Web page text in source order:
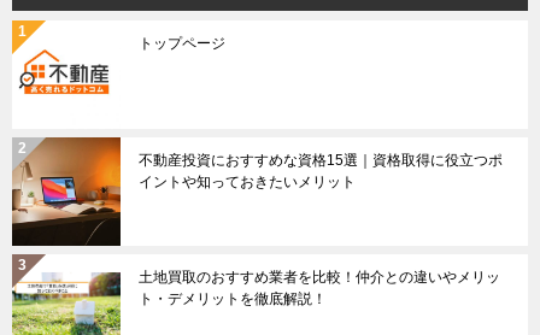
トップページ
不動産投資におすすめな資格15選｜資格取得に役立つポ
イントや知っておきたいメリット
土地買取のおすすめ業者を比較！仲介との違いやメリッ
ト・デメリットを徹底解説！